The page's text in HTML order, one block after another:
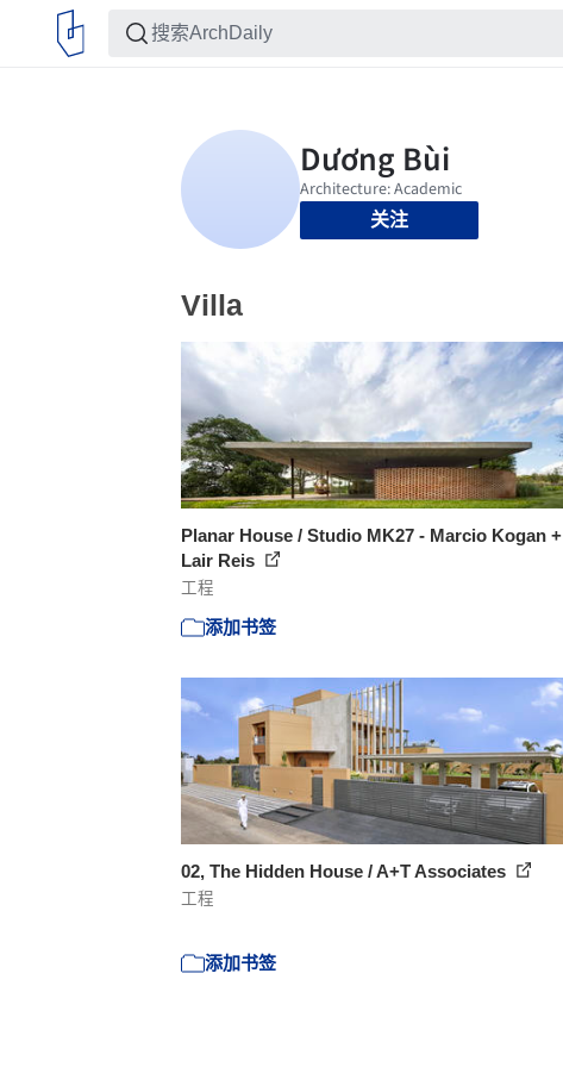
关注
Villa
Planar House / Studio MK27 - Marcio Kogan +
Lair Reis
工程
添加书签
02, The Hidden House / A+T Associates
工程
添加书签